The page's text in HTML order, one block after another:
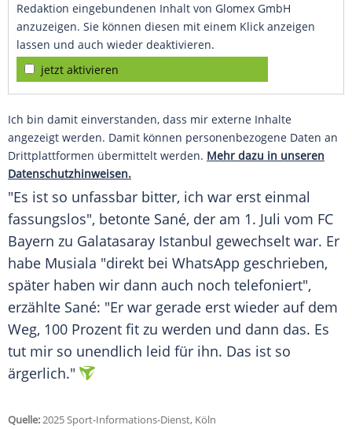
Redaktion eingebundenen Inhalt von Glomex GmbH
anzuzeigen. Sie können diesen mit einem Klick anzeigen
lassen und auch wieder deaktivieren.
jetzt aktivieren
Ich bin damit einverstanden, dass mir externe Inhalte
angezeigt werden. Damit können personenbezogene Daten an
Drittplattformen übermittelt werden. Mehr dazu in unseren
Datenschutzhinweisen.
"Es ist so unfassbar bitter, ich war erst einmal
fassungslos", betonte Sané, der am 1. Juli vom FC
Bayern zu Galatasaray Istanbul gewechselt war. Er
habe Musiala "direkt bei WhatsApp geschrieben,
später haben wir dann auch noch telefoniert",
erzählte Sané: "Er war gerade erst wieder auf dem
Weg, 100 Prozent fit zu werden und dann das. Es
tut mir so unendlich leid für ihn. Das ist so
ärgerlich."
Quelle:2025 Sport-Informations-Dienst, Köln